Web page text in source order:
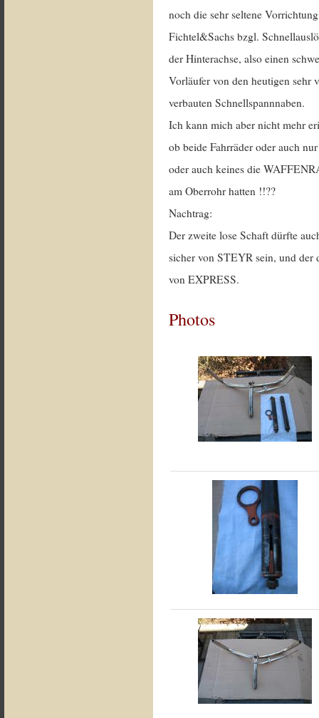
noch die sehr seltene
Fichtel&Sachs bzgl.
der Hinterachse, also einen
Vorläufer von den heutigen sehr
verbauten Schnellspannnaben.
Ich kann mich aber nicht mehr
ob beide Fahrräder oder auch
oder auch keines die
am Oberrohr hatten !!??
Nachtrag:
Der zweite lose Schaft dürfte
sicher von STEYR sein, und der
von EXPRESS.
Photos